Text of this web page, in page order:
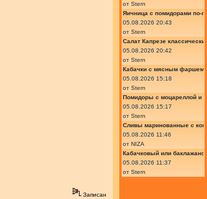
Записан
от Stern
Яичница с помидорами по-
05.08.2026 20:43
от Stern
Салат Капрезе
05.08.2026 20:42
от Stern
Кабачки с мясным фаршем
05.08.2026 15:18
от Stern
Помидоры с моцареллой и
05.08.2026 15:17
от Stern
Сливы маринованные с
05.08.2026 11:46
от NIZA
Кабачковый или
05.08.2026 11:37
от Stern